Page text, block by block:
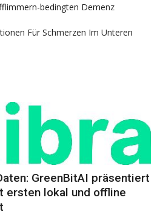
bedingten Demenz
Für Schmerzen Im Unteren
GreenBitAI präsentiert
ersten lokal und offline